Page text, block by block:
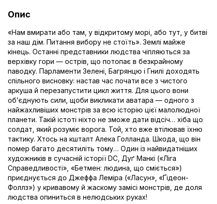
Опис
«Нам вмирати або там, у відкритому морі, або тут, у битві
за наш дім. Питання вибору не стоїть». Землі майже
кінець. Останні представники людства чіпляються за
верхівку гори — острів, що потопає в безкрайному
паводку. Парламенти Зелені, Багрянцю і Гнилі доходять
спільного висновку: настав час почати все з чистого
аркуша й перезапустити цикл життя. Для цього вони
об’єднують сили, щоби викликати аватара — одного з
найжахливіших монстрів за всю історію цієї малолюдної
планети. Такій істоті ніхто не зможе дати відсіч… хіба що
солдат, який розуміє ворога. Той, хто вже втілював їхню
тактику. Хтось на кшталт Алека Голланда. Шкода, що він
помер багато десятиліть тому… Один із найвидатніших
художників в сучасній історії DC, Дуґ Манкі («Ліга
Справедливості», «Бетмен: людина, що сміється»)
приєднується до Джеффа Леміра («Ласун», «Ґідеон-
Фоллз») у кривавому й жаскому замісі монстрів, де доля
людства опиниться в нелюдських руках!